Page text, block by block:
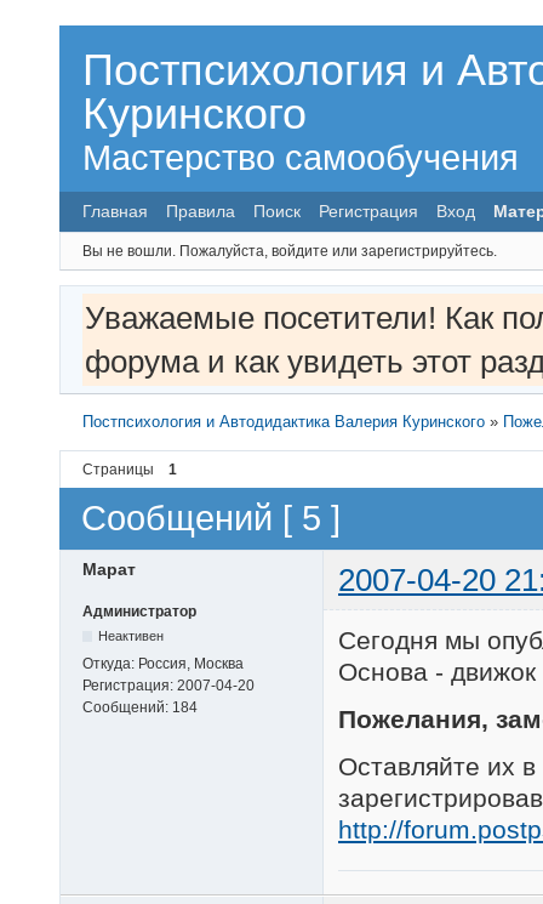
Постпсихология и
Куринского
Мастерство самообучения
Главная Правила Поиск Регистрация Вход
Вы не вошли. Пожалуйста, войдите или зарегистрируйтесь.
Уважаемые посетители! Как
форума и как увидеть этот
Постпсихология и Автодидактика Валерия Куринского »
Страницы 1
Сообщений [ 5 ]
Марат 2007-04-20
Администратор
Неактивен
Откуда: Россия, Москва
Регистрация: 2007-04-20
Сообщений: 184
Сегодня мы
Основа - движок
Пожелания,
Оставляйте их
http://